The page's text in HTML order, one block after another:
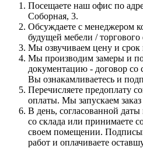
Посещаете наш офис по
Соборная, 3.
Обсуждаете с менеджером
будущей мебели / торгового
Мы озвучиваем цену и срок
Мы производим замеры и
документацию - договор со
Вы ознакамливаетесь и
Перечисляете предоплату
оплаты. Мы запускаем заказ
В день, согласованной даты
со склада или принимаете
своем помещении.
работ и оплачиваете